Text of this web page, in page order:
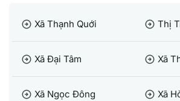
arrow_circle_right Xã Thạnh Quới arrow_circle_right Thị
arrow_circle_right Xã Đại Tâm arrow_circle_right Xã
arrow_circle_right Xã Ngọc Đông arrow_circle_right Xã